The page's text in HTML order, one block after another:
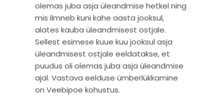
olemas juba asja üleandmise hetkel ning
mis ilmneb kuni kahe aasta jooksul,
alates kauba üleandmisest ostjale.
Sellest esimese kuue kuu jooksul asja
üleandmisest ostjale eeldatakse, et
puudus oli olemas juba asja üleandmise
ajal. Vastava eelduse ümberlükkamine
on Veebipoe kohustus.